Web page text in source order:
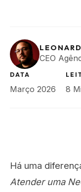
CEO
DATA
Março 2026 8
Há uma
Atender uma